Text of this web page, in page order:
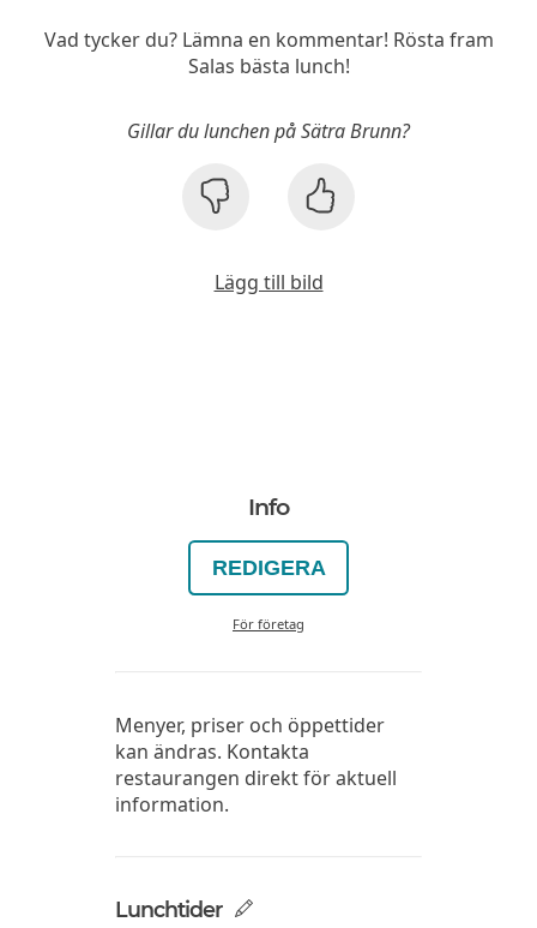
Vad tycker du? Lämna en kommentar! Rösta fram
Salas bästa lunch!
Gillar du lunchen på Sätra Brunn?
Lägg till bild
Info
REDIGERA
För företag
Menyer, priser och öppettider
kan ändras. Kontakta
restaurangen direkt för aktuell
information.
Lunchtider